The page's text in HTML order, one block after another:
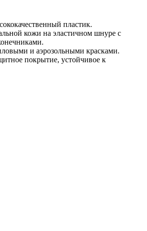
пластик.
кожи на эластичном шнуре с
и аэрозольными красками.
покрытие, устойчивое к